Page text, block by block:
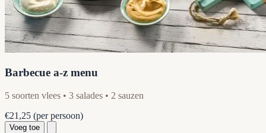
Barbecue a-z menu
5 soorten vlees • 3 salades • 2 sauzen
€21,25 (per persoon)
Voeg toe